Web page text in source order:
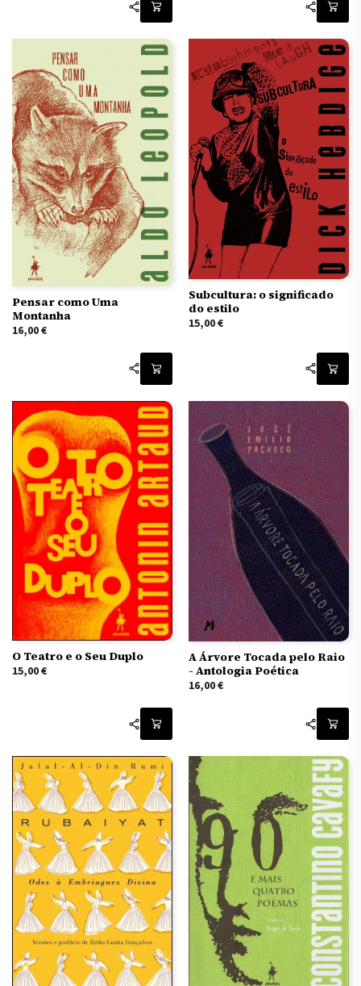
Pensar como Uma
Montanha
16,00€
Subcultura: o significado
do estilo
15,00€
O Teatro e o Seu Duplo
15,00€
A Árvore Tocada pelo Raio
- Antologia Poética
16,00€